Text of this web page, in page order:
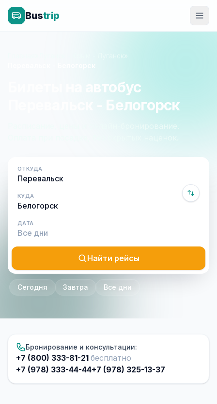
Bustrip
»
Перевальск - Белогорск
Билеты на автобус
Перевальск - Белогорск
Расписание, цены и онлайн-бронирование.
ОТКУДА
КУДА
ДАТА
Найти рейсы
Сегодня Завтра Все дни
Бронирование и консультации:
+7 (800) 333-81-21 бесплатно
+7 (978) 333-44-44+7 (978) 325-13-37